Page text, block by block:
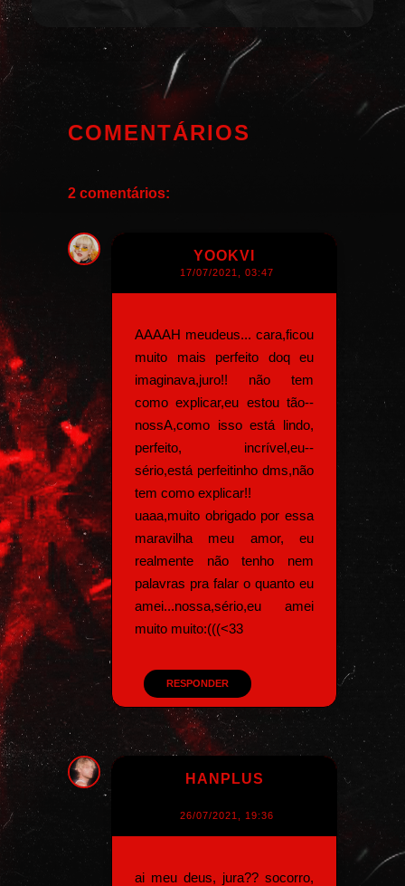
COMENTÁRIOS
2 comentários:
YOOKVI
17/07/2021, 03:47
AAAAH meudeus... cara,ficou
muito mais perfeito doq eu
imaginava,juro!! não tem
como explicar,eu estou tão--
nossA,como isso está lindo,
perfeito, incrível,eu--
sério,está perfeitinho dms,não
tem como explicar!!
uaaa,muito obrigado por essa
maravilha meu amor, eu
realmente não tenho nem
palavras pra falar o quanto eu
amei...nossa,sério,eu amei
muito muito:(((<33
RESPONDER
HANPLUS
26/07/2021, 19:36
ai meu deus, jura?? socorro,